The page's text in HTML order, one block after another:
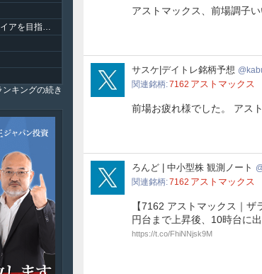
サラリーマンが株式投資でセミリタイアを目指してみました。
キングの続き
アストマックス、前場調子
kabu_sasuke
サスケ|デイトレ銘柄予想
関連銘柄 7162 アストマックス
前場お疲れ様でした。 アス
rondo_stock
ろんど | 中小型株 観測ノート
関連銘柄 7162 アストマックス
【7162 アストマックス｜
円台まで上昇後、10時台に
https://t.co/FhiNNjsk9M